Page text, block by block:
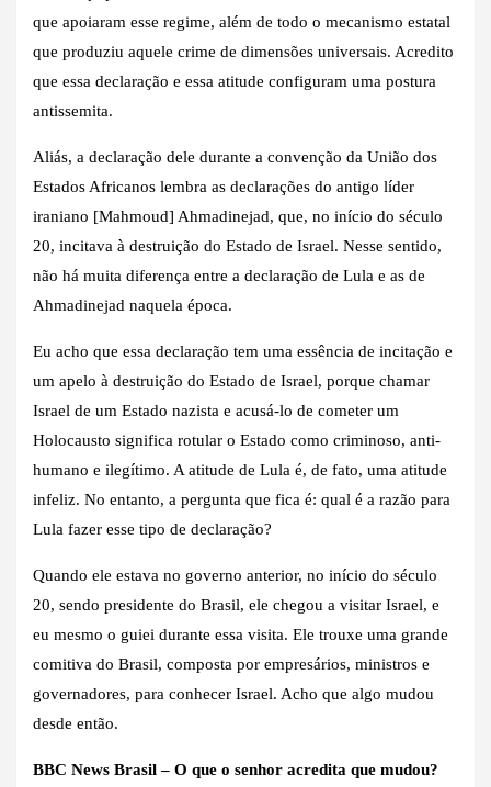
que apoiaram esse regime, além de todo o mecanismo estatal
que produziu aquele crime de dimensões universais. Acredito
que essa declaração e essa atitude configuram uma postura
antissemita.
Aliás, a declaração dele durante a convenção da União dos
Estados Africanos lembra as declarações do antigo líder
iraniano [Mahmoud] Ahmadinejad, que, no início do século
20, incitava à destruição do Estado de Israel. Nesse sentido,
não há muita diferença entre a declaração de Lula e as de
Ahmadinejad naquela época.
Eu acho que essa declaração tem uma essência de incitação e
um apelo à destruição do Estado de Israel, porque chamar
Israel de um Estado nazista e acusá-lo de cometer um
Holocausto significa rotular o Estado como criminoso, anti-
humano e ilegítimo. A atitude de Lula é, de fato, uma atitude
infeliz. No entanto, a pergunta que fica é: qual é a razão para
Lula fazer esse tipo de declaração?
Quando ele estava no governo anterior, no início do século
20, sendo presidente do Brasil, ele chegou a visitar Israel, e
eu mesmo o guiei durante essa visita. Ele trouxe uma grande
comitiva do Brasil, composta por empresários, ministros e
governadores, para conhecer Israel. Acho que algo mudou
desde então.
BBC News Brasil – O que o senhor acredita que mudou?